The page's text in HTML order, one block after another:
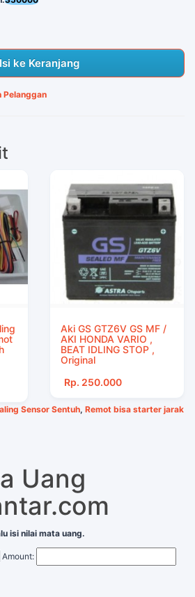
Isi ke Keranjang
Pelanggan
Aki GS GTZ6V GS MF /
AKI HONDA VARIO ,
BEAT IDLING STOP ,
Original
Rp. 250.000
Sensor Sentuh, Remot bisa starter jarak
Uang
isi nilai mata uang.
Amount: